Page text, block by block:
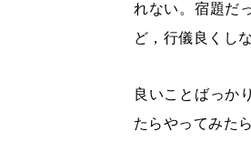
れない。宿題だ
ど，行儀良くし
良いことばっか
たらやってみた